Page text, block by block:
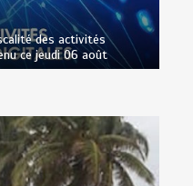
des activités
ce jeudi 06 août